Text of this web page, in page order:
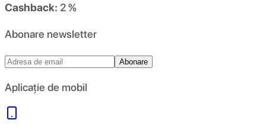
Cashback: 2 %
Abonare newsletter
Abonare
Aplicație de mobil